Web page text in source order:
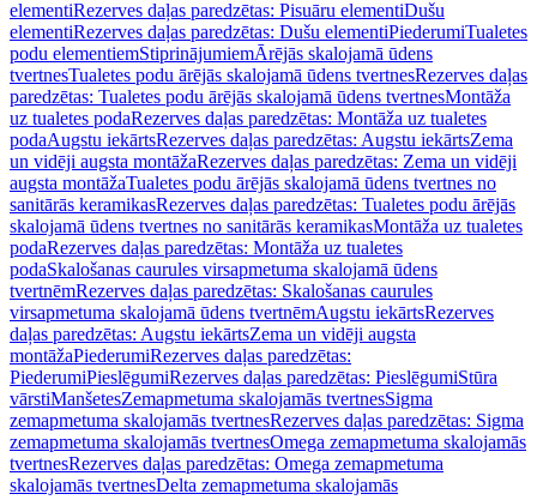
elementiRezerves daļas paredzētas: Pisuāru elementiDušu
elementiRezerves daļas paredzētas: Dušu elementiPiederumiTualetes
podu elementiemStiprinājumiemĀrējās skalojamā ūdens
tvertnesTualetes podu ārējās skalojamā ūdens tvertnesRezerves daļas
paredzētas: Tualetes podu ārējās skalojamā ūdens tvertnesMontāža
uz tualetes podaRezerves daļas paredzētas: Montāža uz tualetes
podaAugstu iekārtsRezerves daļas paredzētas: Augstu iekārtsZema
un vidēji augsta montāžaRezerves daļas paredzētas: Zema un vidēji
augsta montāžaTualetes podu ārējās skalojamā ūdens tvertnes no
sanitārās keramikasRezerves daļas paredzētas: Tualetes podu ārējās
skalojamā ūdens tvertnes no sanitārās keramikasMontāža uz tualetes
podaRezerves daļas paredzētas: Montāža uz tualetes
podaSkalošanas caurules virsapmetuma skalojamā ūdens
tvertnēmRezerves daļas paredzētas: Skalošanas caurules
virsapmetuma skalojamā ūdens tvertnēmAugstu iekārtsRezerves
daļas paredzētas: Augstu iekārtsZema un vidēji augsta
montāžaPiederumiRezerves daļas paredzētas:
PiederumiPieslēgumiRezerves daļas paredzētas: PieslēgumiStūra
vārstiManšetesZemapmetuma skalojamās tvertnesSigma
zemapmetuma skalojamās tvertnesRezerves daļas paredzētas: Sigma
zemapmetuma skalojamās tvertnesOmega zemapmetuma skalojamās
tvertnesRezerves daļas paredzētas: Omega zemapmetuma
skalojamās tvertnesDelta zemapmetuma skalojamās